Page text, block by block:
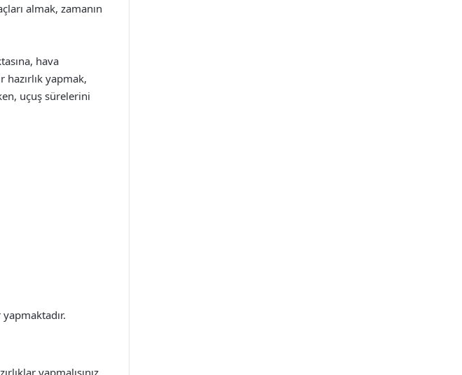
almak, zamanın
hava
hazırlık yapmak,
uçuş sürelerini
yapmalısınız.